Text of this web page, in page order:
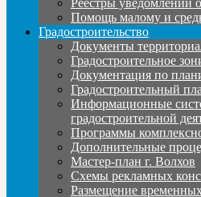
Помощь малому и
Градостроительство
Документы
Градостроительное
Документация по
Градостроительный
Информационные
градостроительной
Программы
Дополнительные
Мастер-план г. Волхов
Схемы рекламных
Размещение